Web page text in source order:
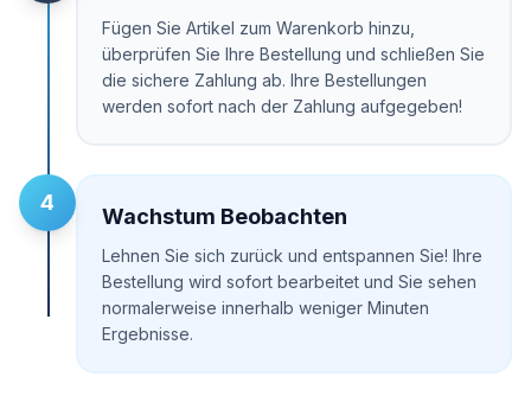
Fügen Sie Artikel zum Warenkorb hinzu,
überprüfen Sie Ihre Bestellung und schließen Sie
die sichere Zahlung ab. Ihre Bestellungen
werden sofort nach der Zahlung aufgegeben!
4
Wachstum Beobachten
Lehnen Sie sich zurück und entspannen Sie! Ihre
Bestellung wird sofort bearbeitet und Sie sehen
normalerweise innerhalb weniger Minuten
Ergebnisse.